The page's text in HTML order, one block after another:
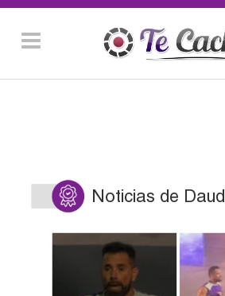
Noticias de